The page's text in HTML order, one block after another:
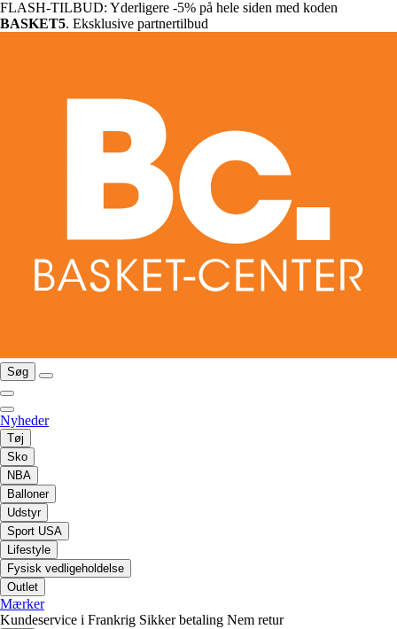
FLASH-TILBUD: Yderligere -5% på hele siden med koden
BASKET5. Eksklusive partnertilbud
Søg
Nyheder
Tøj
Sko
NBA
Balloner
Udstyr
Sport USA
Lifestyle
Fysisk vedligeholdelse
Outlet
Mærker
Kundeservice i Frankrig Sikker betaling Nem retur